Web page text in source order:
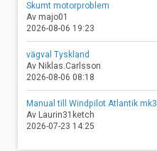
Skumt motorproblem
Av majo01
2026-08-06 19:23
vägval Tyskland
Av Niklas.Carlsson
2026-08-06 08:18
Manual till Windpilot Atlantik mk3
Av Laurin31ketch
2026-07-23 14:25